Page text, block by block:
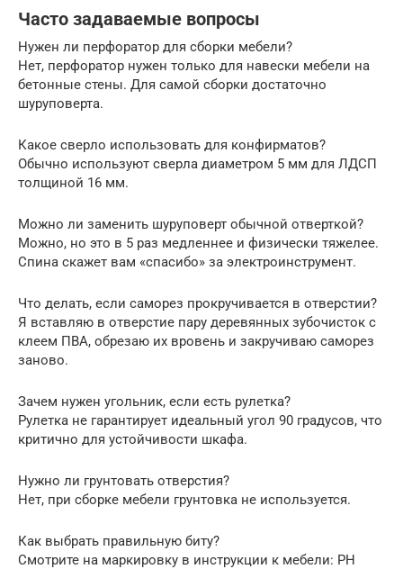
Часто задаваемые вопросы
Нужен ли перфоратор для сборки мебели?
Нет, перфоратор нужен только для навески мебели на
бетонные стены. Для самой сборки достаточно
шуруповерта.
Какое сверло использовать для конфирматов?
Обычно используют сверла диаметром 5 мм для ЛДСП
толщиной 16 мм.
Можно ли заменить шуруповерт обычной отверткой?
Можно, но это в 5 раз медленнее и физически тяжелее.
Спина скажет вам «спасибо» за электроинструмент.
Что делать, если саморез прокручивается в отверстии?
Я вставляю в отверстие пару деревянных зубочисток с
клеем ПВА, обрезаю их вровень и закручиваю саморез
заново.
Зачем нужен угольник, если есть рулетка?
Рулетка не гарантирует идеальный угол 90 градусов, что
критично для устойчивости шкафа.
Нужно ли грунтовать отверстия?
Нет, при сборке мебели грунтовка не используется.
Как выбрать правильную биту?
Смотрите на маркировку в инструкции к мебели: PH